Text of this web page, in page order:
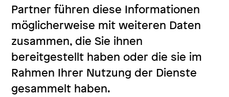
Partner führen diese Informationen
möglicherweise mit weiteren Daten
zusammen, die Sie ihnen
bereitgestellt haben oder die sie im
Rahmen Ihrer Nutzung der Dienste
gesammelt haben.